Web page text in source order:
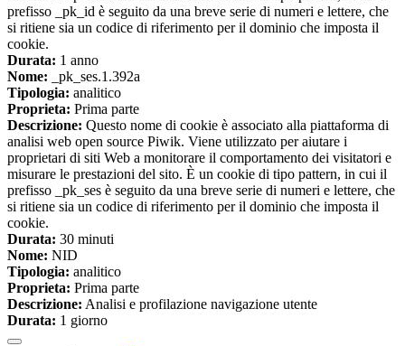
prefisso _pk_id è seguito da una breve serie di numeri e lettere, che
si ritiene sia un codice di riferimento per il dominio che imposta il
cookie.
Durata: 1 anno
Nome: _pk_ses.1.392a
Tipologia: analitico
Proprieta: Prima parte
Descrizione: Questo nome di cookie è associato alla piattaforma di
analisi web open source Piwik. Viene utilizzato per aiutare i
proprietari di siti Web a monitorare il comportamento dei visitatori e
misurare le prestazioni del sito. È un cookie di tipo pattern, in cui il
prefisso _pk_ses è seguito da una breve serie di numeri e lettere, che
si ritiene sia un codice di riferimento per il dominio che imposta il
cookie.
Durata: 30 minuti
Nome: NID
Tipologia: analitico
Proprieta: Prima parte
Descrizione: Analisi e profilazione navigazione utente
Durata: 1 giorno